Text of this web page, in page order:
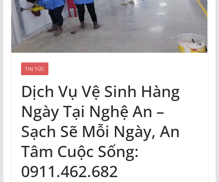
TIN TỨC
Dịch Vụ Vệ Sinh Hàng
Ngày Tại Nghệ An –
Sạch Sẽ Mỗi Ngày, An
Tâm Cuộc Sống:
0911.462.682